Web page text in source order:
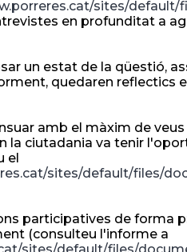
sites/default/
en profunditat a
un estat de la qüestió,
quedaren reflectics
amb el màxim de
la ciutadania va tenir
el
sites/default/files/
participatives de forma
(consulteu l'informe a